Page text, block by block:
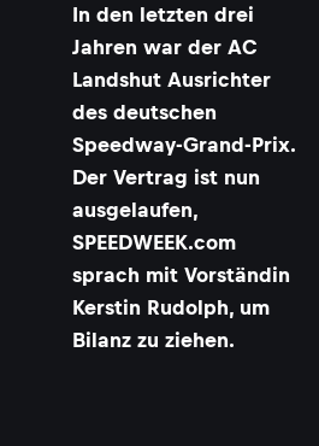
In den letzten drei
Jahren war der AC
Landshut Ausrichter
des deutschen
Speedway-Grand-Prix.
Der Vertrag ist nun
ausgelaufen,
SPEEDWEEK.com
sprach mit Vorständin
Kerstin Rudolph, um
Bilanz zu ziehen.